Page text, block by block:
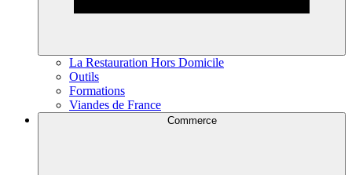
La Restauration Hors Domicile
Outils
Formations
Viandes de France
Commerce